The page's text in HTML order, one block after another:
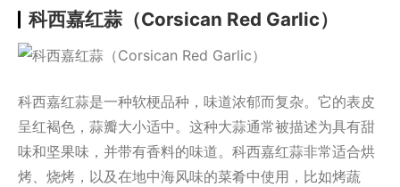
科西嘉红蒜（Corsican Red Garlic）
科西嘉红蒜是一种软梗品种，味道浓郁而复杂。它的表皮
呈红褐色，蒜瓣大小适中。这种大蒜通常被描述为具有甜
味和坚果味，并带有香料的味道。科西嘉红蒜非常适合烘
烤、烧烤，以及在地中海风味的菜肴中使用，比如烤蔬